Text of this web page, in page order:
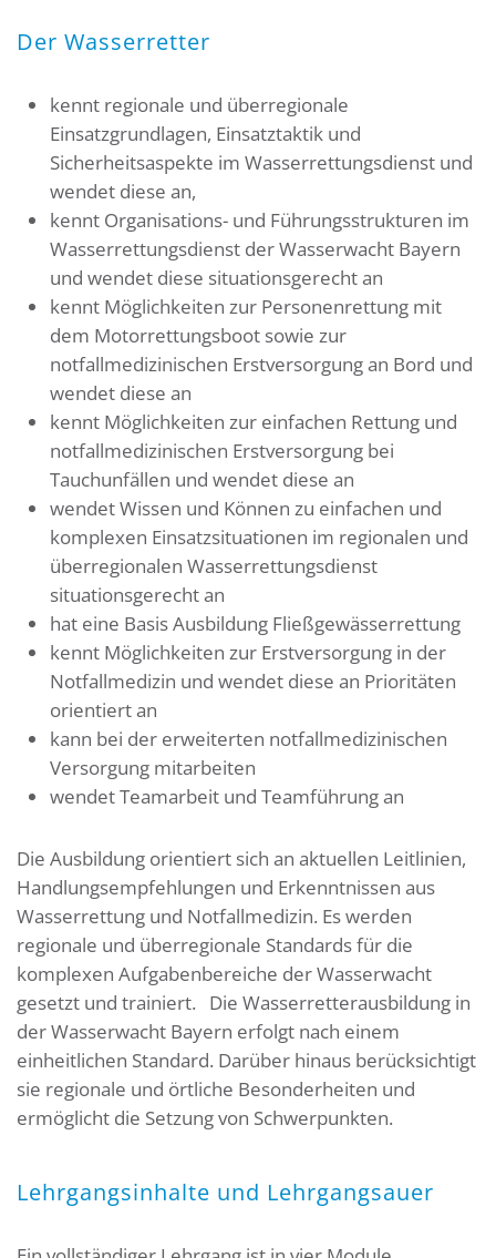
Der Wasserretter
kennt regionale und überregionale
Einsatzgrundlagen, Einsatztaktik und
Sicherheitsaspekte im Wasserrettungsdienst und
wendet diese an,
kennt Organisations- und Führungsstrukturen im
Wasserrettungsdienst der Wasserwacht Bayern
und wendet diese situationsgerecht an
kennt Möglichkeiten zur Personenrettung mit
dem Motorrettungsboot sowie zur
notfallmedizinischen Erstversorgung an Bord und
wendet diese an
kennt Möglichkeiten zur einfachen Rettung und
notfallmedizinischen Erstversorgung bei
Tauchunfällen und wendet diese an
wendet Wissen und Können zu einfachen und
komplexen Einsatzsituationen im regionalen und
überregionalen Wasserrettungsdienst
situationsgerecht an
hat eine Basis Ausbildung Fließgewässerrettung
kennt Möglichkeiten zur Erstversorgung in der
Notfallmedizin und wendet diese an Prioritäten
orientiert an
kann bei der erweiterten notfallmedizinischen
Versorgung mitarbeiten
wendet Teamarbeit und Teamführung an
Die Ausbildung orientiert sich an aktuellen Leitlinien,
Handlungsempfehlungen und Erkenntnissen aus
Wasserrettung und Notfallmedizin. Es werden
regionale und überregionale Standards für die
komplexen Aufgabenbereiche der Wasserwacht
gesetzt und trainiert. Die Wasserretterausbildung in
der Wasserwacht Bayern erfolgt nach einem
einheitlichen Standard. Darüber hinaus berücksichtigt
sie regionale und örtliche Besonderheiten und
ermöglicht die Setzung von Schwerpunkten.
Lehrgangsinhalte und Lehrgangsauer